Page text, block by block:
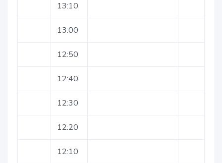
13:10
13:00
12:50
12:40
12:30
12:20
12:10